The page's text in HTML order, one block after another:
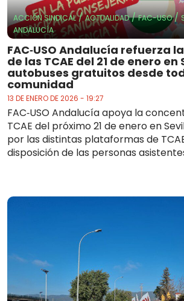
ACCIÓN SINDICAL/ACTUALIDAD/FAC-USO/
ANDALUCÍA
FAC‑USO Andalucía refuerza
de las TCAE del 21 de enero en
autobuses gratuitos desde
comunidad
13 DE ENERO DE 2026 - 19:27
FAC‑USO Andalucía apoya la
TCAE del próximo 21 de enero en
por las distintas plataformas de
disposición de las personas